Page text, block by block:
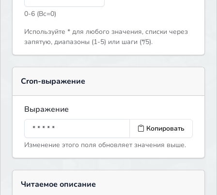
0-6 (Вс=0)
Используйте * для любого значения, списки через
запятую, диапазоны (1-5) или шаги (*/5).
Cron-выражение
Выражение
Копировать
Изменение этого поля обновляет значения выше.
Читаемое описание